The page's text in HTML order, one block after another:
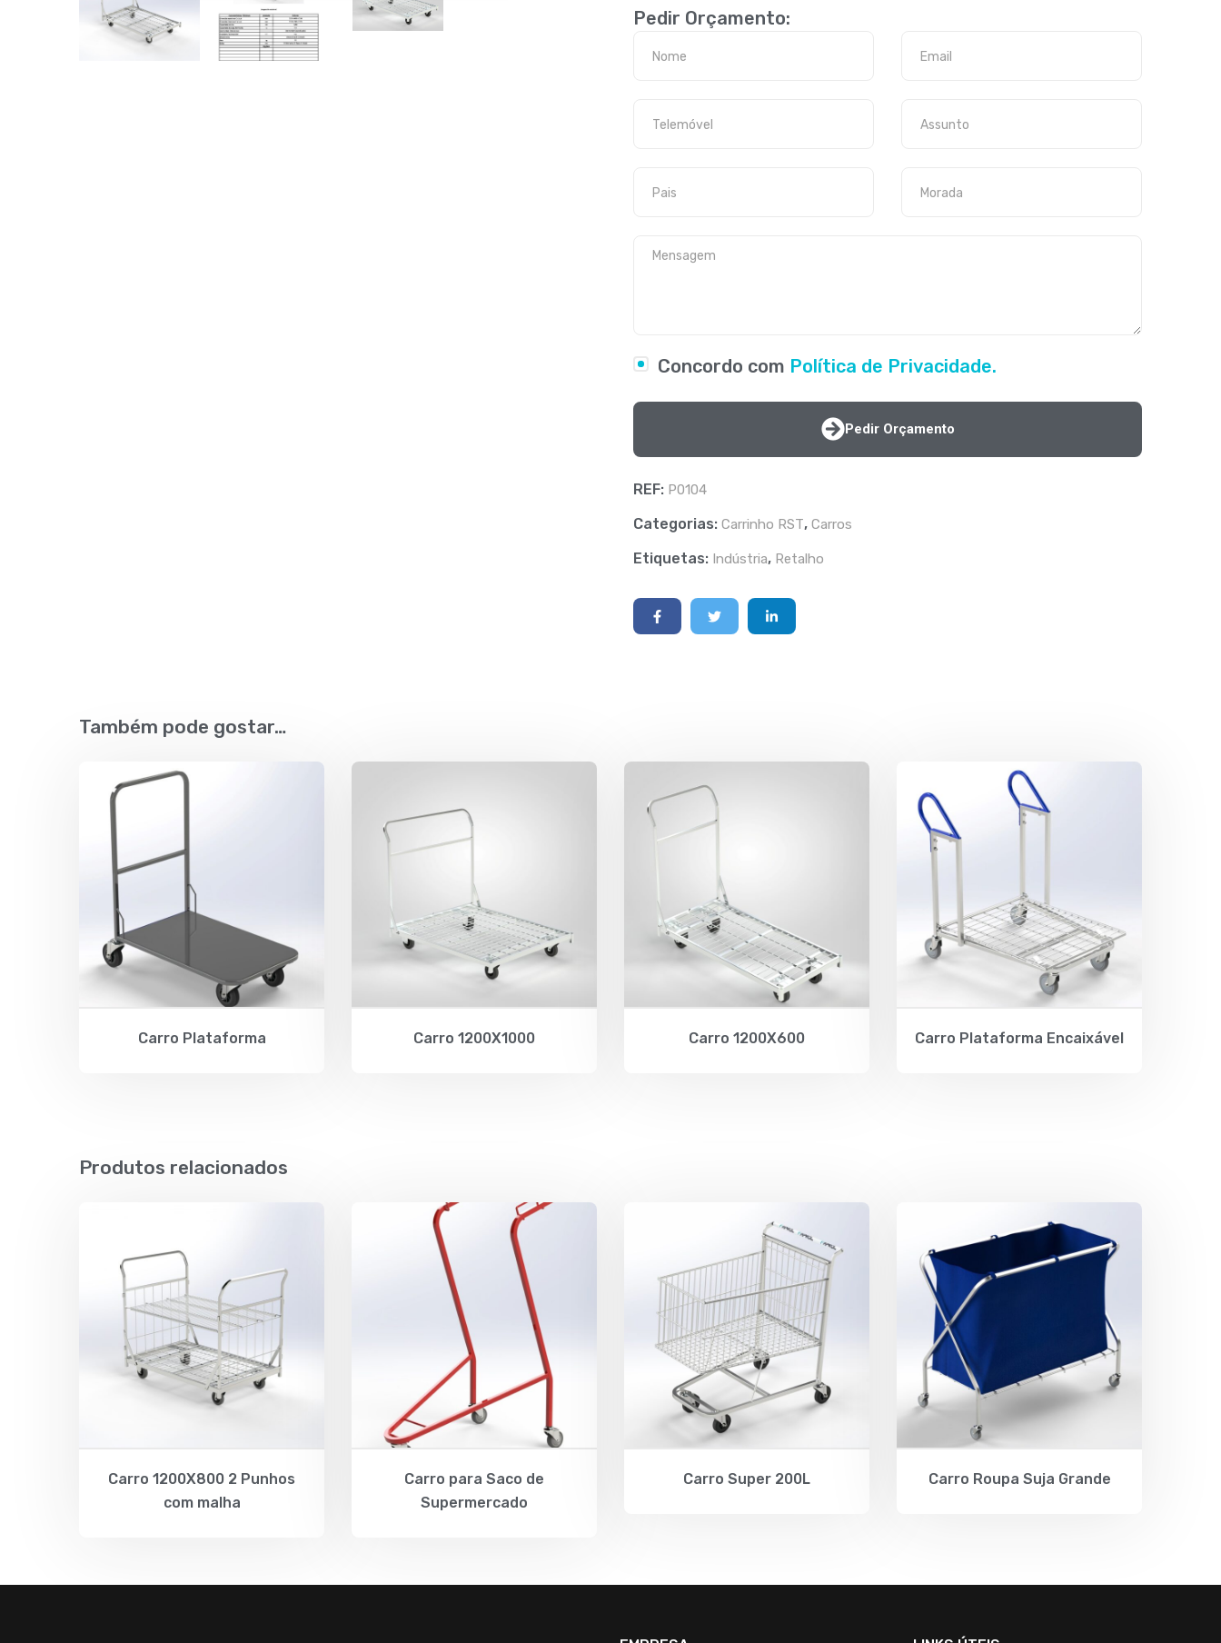
Pedir Orçamento:
Concordo com Política de Privacidade.
Pedir Orçamento
REF: P0104
Categorias: Carrinho RST, Carros
Etiquetas: Indústria, Retalho
Também pode gostar…
Carro Plataforma Carro 1200X1000 Carro 1200X600 Carro Plataforma Encaixável
Produtos relacionados
Carro 1200X800 2 Punhos
com malha
Carro para Saco de
Supermercado
Carro Super 200L Carro Roupa Suja Grande